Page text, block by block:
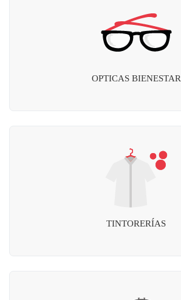
OPTICAS BIENESTAR
TINTORERÍAS